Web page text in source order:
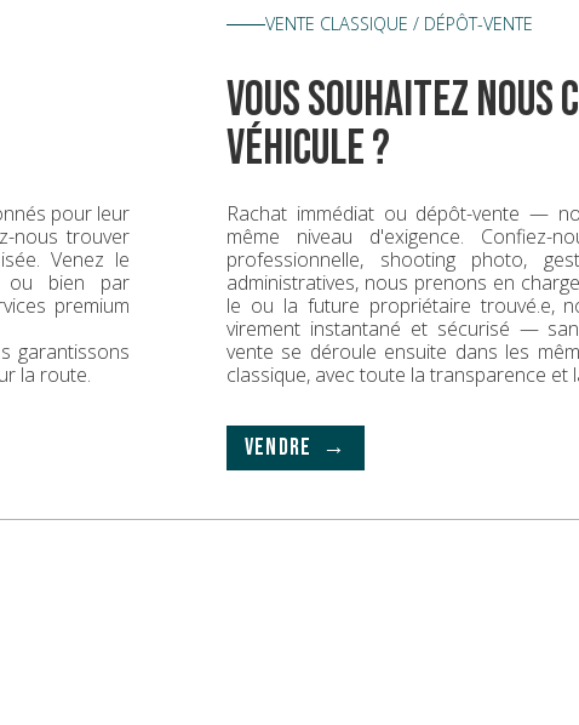
pour leur
nous trouver
Venez le
ou bien par
premium
garantissons
la route.
VENTE CLASSIQUE / DÉPÔT-VENTE
vous souhaitez
véhicule ?
Rachat immédiat ou dépôt-vente —
même niveau d'exigence. Confiez-
professionnelle, shooting photo,
administratives, nous prenons en
le ou la future propriétaire trouvé.e,
virement instantané et sécurisé —
vente se déroule ensuite dans les
classique, avec toute la transparence et
VENDRE →